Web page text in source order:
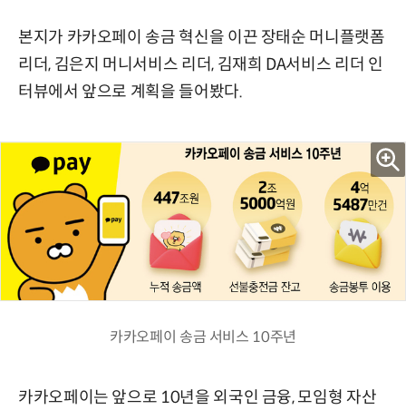
본지가 카카오페이 송금 혁신을 이끈 장태순 머니플랫폼
리더, 김은지 머니서비스 리더, 김재희 DA서비스 리더 인
터뷰에서 앞으로 계획을 들어봤다.
카카오페이 송금 서비스 10주년
카카오페이는 앞으로 10년을 외국인 금융, 모임형 자산